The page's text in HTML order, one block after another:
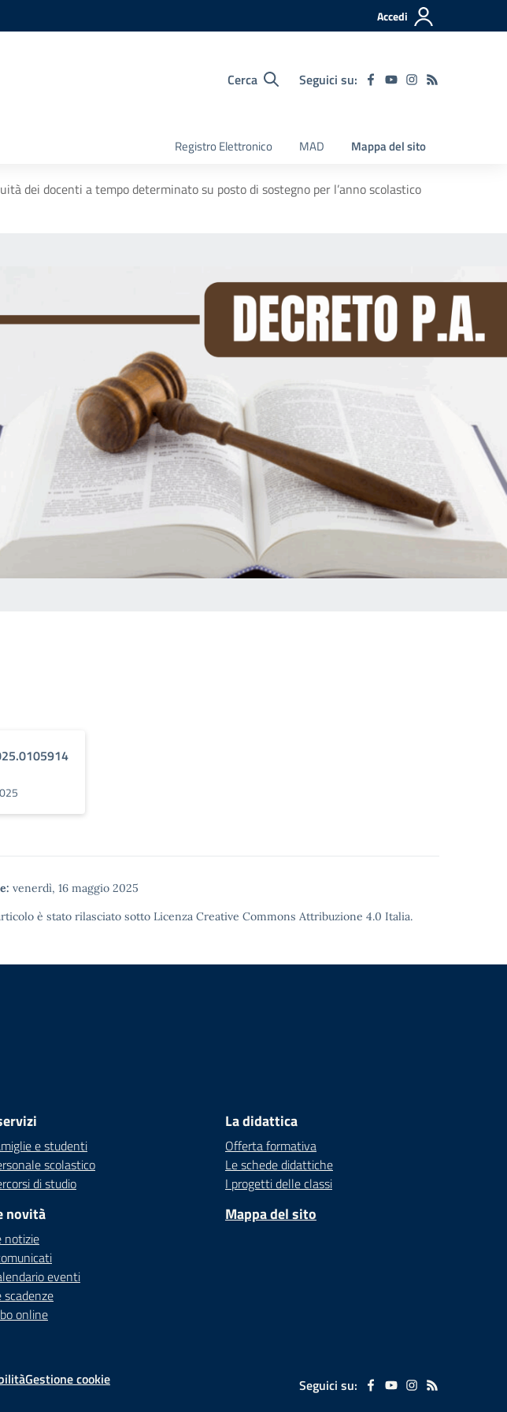
Accedi
Cerca Seguici su:
Registro Elettronico MAD Mappa del sito
dei docenti a tempo determinato su posto di sostegno per l’anno scolastico
venerdì, 16 maggio 2025
è stato rilasciato sotto Licenza Creative Commons Attribuzione 4.0 Italia.
e studenti
scolastico
di studio
novità
notizie
eventi
scadenze
online
La didattica
Offerta formativa
Le schede didattiche
I progetti delle classi
Mappa del sito
Gestione cookie Seguici su: